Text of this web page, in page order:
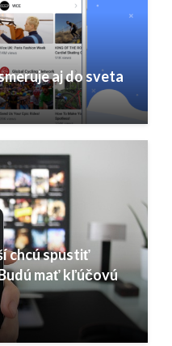
aj do sveta
chcú spustiť
mať kľúčovú